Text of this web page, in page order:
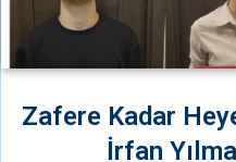
Zafere Kadar
İrfan